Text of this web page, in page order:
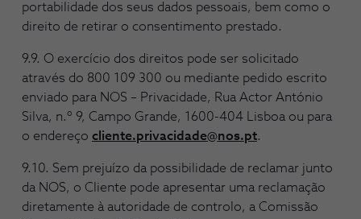
portabilidade dos seus dados pessoais, bem como o
direito de retirar o consentimento prestado.
9.9. O exercício dos direitos pode ser solicitado
através do 800 109 300 ou mediante pedido escrito
enviado para NOS – Privacidade, Rua Actor António
Silva, n.º 9, Campo Grande, 1600-404 Lisboa ou para
o endereço cliente.privacidade@nos.pt.
9.10. Sem prejuízo da possibilidade de reclamar junto
da NOS, o Cliente pode apresentar uma reclamação
diretamente à autoridade de controlo, a Comissão